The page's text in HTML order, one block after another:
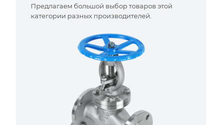
Предлагаем большой выбор товаров этой
категории разных производителей.